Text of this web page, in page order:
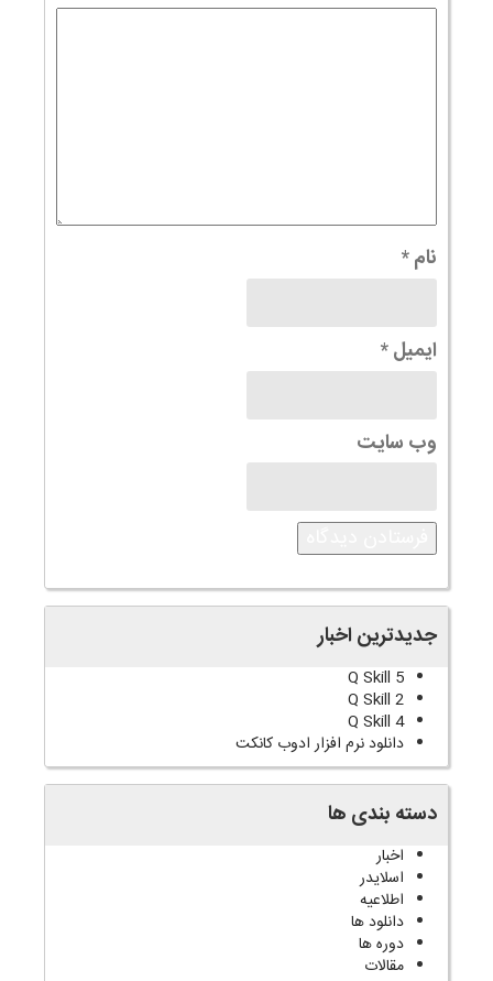
نام*
ایمیل*
وب‌ سایت
جدیدترین اخبار
Q Skill 5
Q Skill 2
Q Skill 4
دانلود نرم افزار ادوب کانکت
دسته بندی ها
اخبار
اسلایدر
اطلاعیه
دانلود ها
دوره ها
مقالات